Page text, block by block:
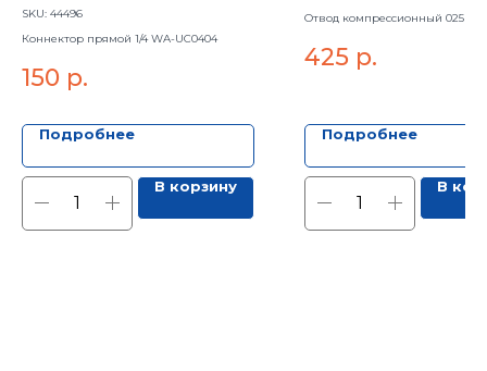
SKU: 44496
Коннектор прямой 1/4 WA-UC0404
150 р.
Подробнее
В корзину
025 PN16
Отвод компрессионный 025
425 р.
Подробнее
В